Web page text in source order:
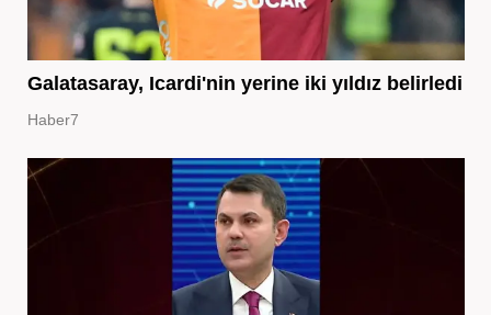
Galatasaray, Icardi'nin yerine iki yıldız belirledi
Haber7